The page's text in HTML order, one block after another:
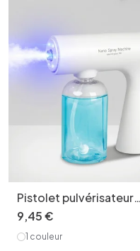
Pistolet pulvérisateur
de désinfection
portatif antivirus K5S,
machine de stérilisation
9,45€
1 couleur